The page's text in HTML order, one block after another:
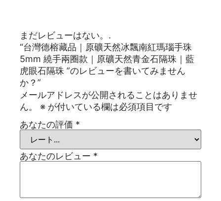
まだレビューはない。.
“台灣德榕藏品｜原礦天然冰飄南紅瑪瑙手珠
5mm 繞手兩圈款｜原礦天然青金石隔珠｜藍
虎眼石隔珠 ”のレビューを書いてみません
か？”
メールアドレスが公開されることはありませ
ん。
※ が付いている欄は必須項目です
あなたの評価 *
あなたのレビュー *